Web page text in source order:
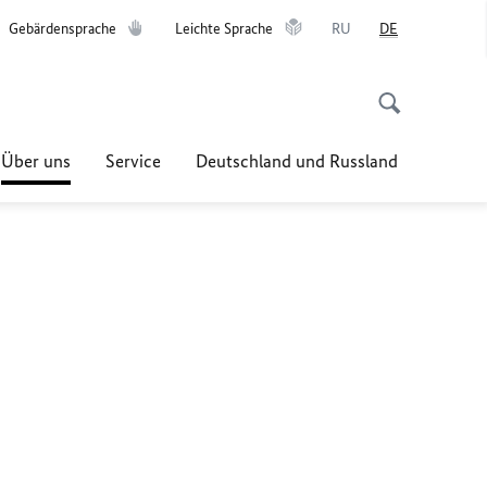
Gebärdensprache Leichte Sprache RU DE
Über uns Service Deutschland und Russland